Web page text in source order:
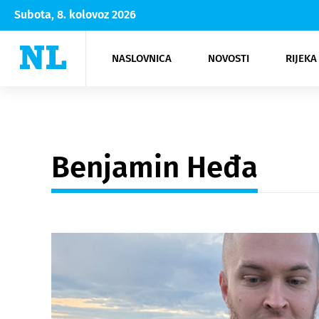
Subota, 8. kolovoz 2026
NASLOVNICA NOVOSTI
Rijeka Opatija
NK
Moda
Kultura
Benjamin Heđa